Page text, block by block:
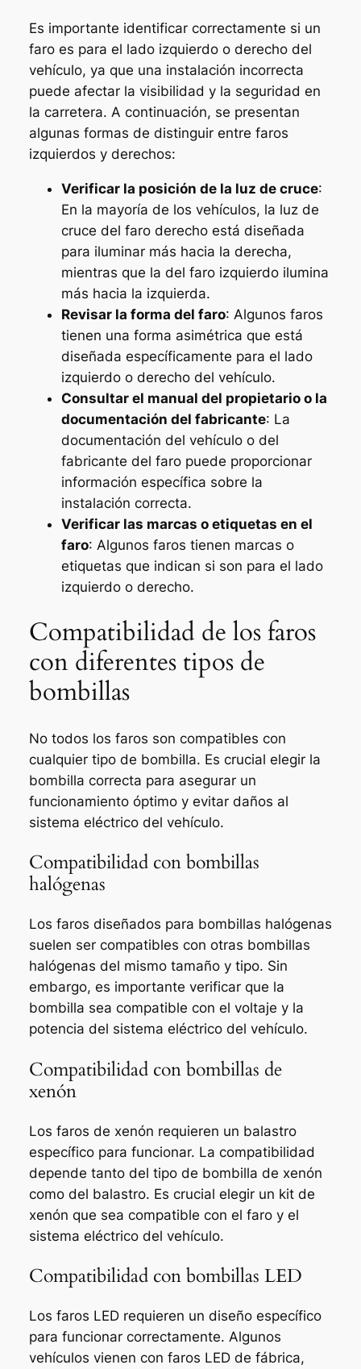
Es importante identificar correctamente si un
faro es para el lado izquierdo o derecho del
vehículo, ya que una instalación incorrecta
puede afectar la visibilidad y la seguridad en
la carretera. A continuación, se presentan
algunas formas de distinguir entre faros
izquierdos y derechos:
Verificar la posición de la luz de cruce:
En la mayoría de los vehículos, la luz de
cruce del faro derecho está diseñada
para iluminar más hacia la derecha,
mientras que la del faro izquierdo ilumina
más hacia la izquierda.
Revisar la forma del faro: Algunos faros
tienen una forma asimétrica que está
diseñada específicamente para el lado
izquierdo o derecho del vehículo.
Consultar el manual del propietario o la
documentación del fabricante: La
documentación del vehículo o del
fabricante del faro puede proporcionar
información específica sobre la
instalación correcta.
Verificar las marcas o etiquetas en el
faro: Algunos faros tienen marcas o
etiquetas que indican si son para el lado
izquierdo o derecho.
Compatibilidad de los faros
con diferentes tipos de
bombillas
No todos los faros son compatibles con
cualquier tipo de bombilla. Es crucial elegir la
bombilla correcta para asegurar un
funcionamiento óptimo y evitar daños al
sistema eléctrico del vehículo.
Compatibilidad con bombillas
halógenas
Los faros diseñados para bombillas halógenas
suelen ser compatibles con otras bombillas
halógenas del mismo tamaño y tipo. Sin
embargo, es importante verificar que la
bombilla sea compatible con el voltaje y la
potencia del sistema eléctrico del vehículo.
Compatibilidad con bombillas de
xenón
Los faros de xenón requieren un balastro
específico para funcionar. La compatibilidad
depende tanto del tipo de bombilla de xenón
como del balastro. Es crucial elegir un kit de
xenón que sea compatible con el faro y el
sistema eléctrico del vehículo.
Compatibilidad con bombillas LED
Los faros LED requieren un diseño específico
para funcionar correctamente. Algunos
vehículos vienen con faros LED de fábrica,